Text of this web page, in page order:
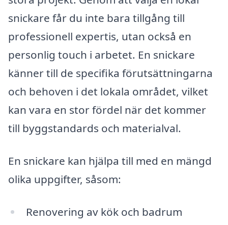
snickare får du inte bara tillgång till
professionell expertis, utan också en
personlig touch i arbetet. En snickare
känner till de specifika förutsättningarna
och behoven i det lokala området, vilket
kan vara en stor fördel när det kommer
till byggstandards och materialval.
En snickare kan hjälpa till med en mängd
olika uppgifter, såsom:
Renovering av kök och badrum